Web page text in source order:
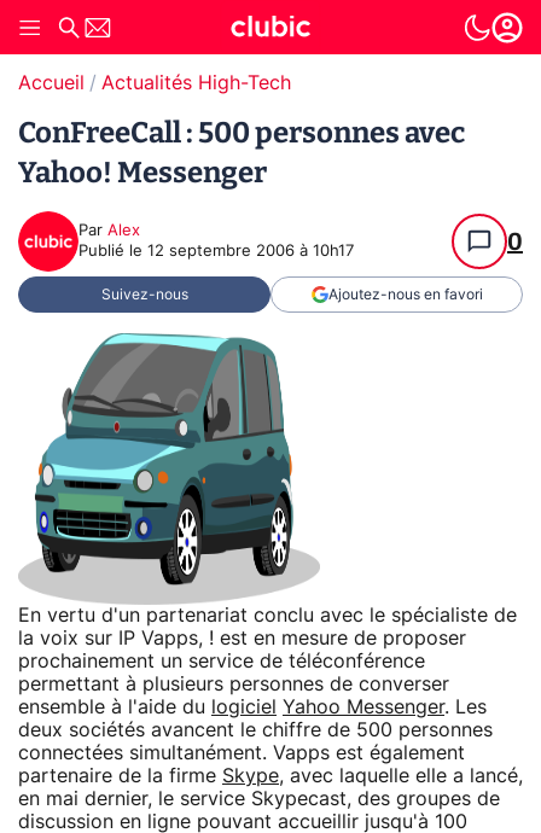
Accueil Actualités High-Tech
ConFreeCall : 500 personnes avec
Yahoo! Messenger
Par Alex
Publié le 12 septembre 2006 à 10h17 0
Suivez-nous Ajoutez-nous en favori
En vertu d'un partenariat conclu avec le spécialiste de
la voix sur IP Vapps, ! est en mesure de proposer
prochainement un service de téléconférence
permettant à plusieurs personnes de converser
ensemble à l'aide du
logiciel Yahoo Messenger. Les
deux sociétés avancent le chiffre de 500 personnes
connectées simultanément. Vapps est également
partenaire de la firme Skype, avec laquelle elle a lancé,
en mai dernier, le service Skypecast, des groupes de
discussion en ligne pouvant accueillir jusqu'à 100